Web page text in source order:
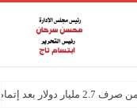
المراجعتين